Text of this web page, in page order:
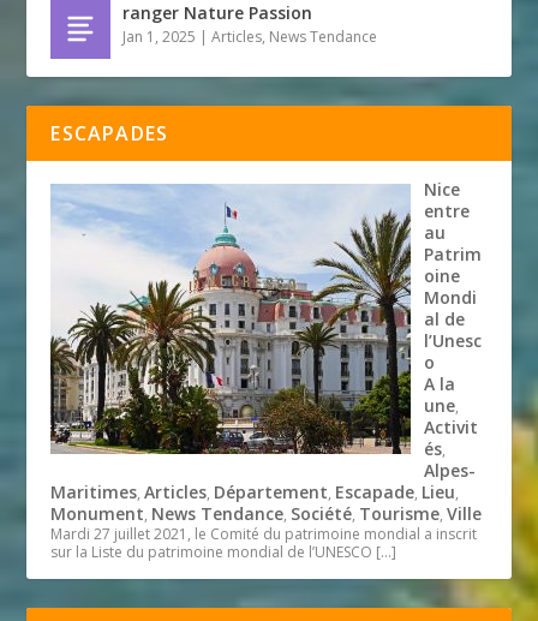
ranger Nature Passion
Jan 1, 2025 |Articles, News Tendance
ESCAPADES
Nice
entre
au
Patrim
oine
Mondi
al de
l’Unesc
o
A la
une,
Activit
és,
Alpes-
Maritimes,Articles, Département, Escapade, Lieu,
Monument, News Tendance, Société, Tourisme,Ville
Mardi 27 juillet 2021, le Comité du patrimoine mondial a inscrit
sur la Liste du patrimoine mondial de l’UNESCO […]